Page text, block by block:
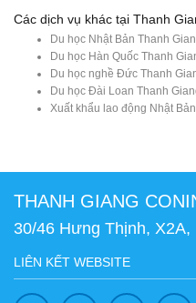
Các dịch vụ khác tại Thanh
Du học Nhật Bản Thanh
Du học Hàn Quốc Thanh
Du học nghề Đức Thanh
Du học Đài Loan Thanh
Xuất khẩu lao động Nhật Bản
THANH GIANG
30/46 Hưng Thịnh,
LIÊN KẾT WEBSITE